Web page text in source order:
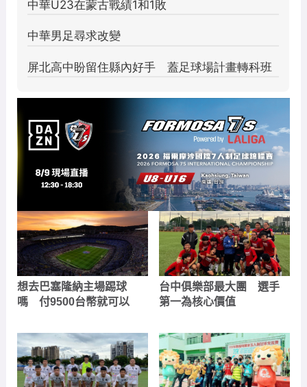
想去巴塞隆納主場踢球
嗎 付9500台幣就可以
台中俱樂部最大團 選手
第一為核心價值